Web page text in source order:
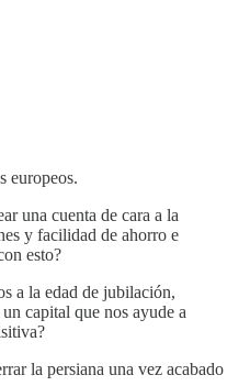
europeos.
una cuenta de cara a la
y facilidad de ahorro e
esto?
a la edad de jubilación,
capital que nos ayude a
la persiana una vez acabado